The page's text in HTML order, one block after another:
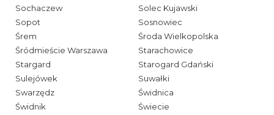
Sochaczew
Solec Kujawski
Sopot
Sosnowiec
Śrem
Środa Wielkopolska
Śródmieście Warszawa
Starachowice
Stargard
Starogard Gdański
Sulejówek
Suwałki
Swarzędz
Świdnica
Świdnik
Świecie